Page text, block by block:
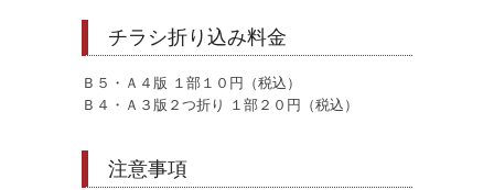
チラシ折り込み料金
Ｂ５・Ａ４版 １部１０円（税込）
Ｂ４・Ａ３版２つ折り １部２０円（税込）
注意事項